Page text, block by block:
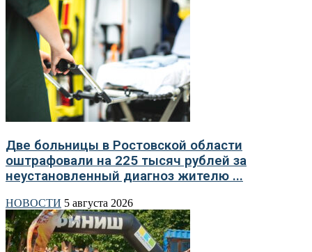
Две больницы в Ростовской области
оштрафовали на 225 тысяч рублей за
неустановленный диагноз жителю ...
НОВОСТИ 5 августа 2026